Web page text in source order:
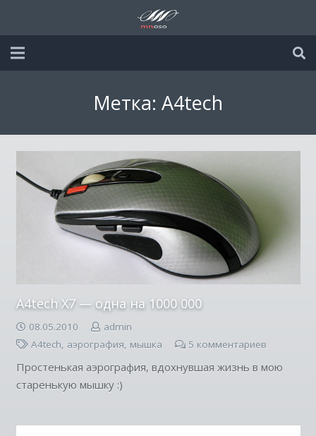
Метка: A4tech
A4tech X7 — одна на 1000 000
08.05.2010
admin
A4tech, аэрография, мышка 5 комментариев
Простенькая аэрография, вдохнувшая жизнь в мою
старенькую мышку :)